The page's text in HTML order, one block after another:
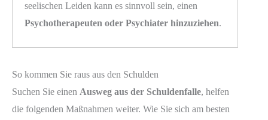
seelischen Leiden kann es sinnvoll sein, einen
Psychotherapeuten oder Psychiater hinzuziehen.
So kommen Sie raus aus den Schulden
Suchen Sie einen Ausweg aus der Schuldenfalle, helfen
die folgenden Maßnahmen weiter. Wie Sie sich am besten